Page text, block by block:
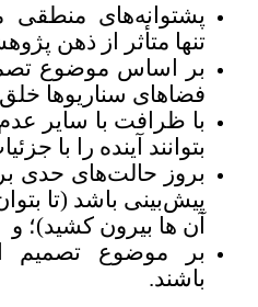
پشتوانه‌های
تنها متأثر از ذهن
بر اساس موضوع
فضاهای سناریوها خلق
با ظرافت با سایر
بتوانند آینده را با
بروز حالت‌های حدی
پیش‌بینی باشد (تا
آن ها بیرون کشید)؛ و
بر موضوع تصمیم
باشند.